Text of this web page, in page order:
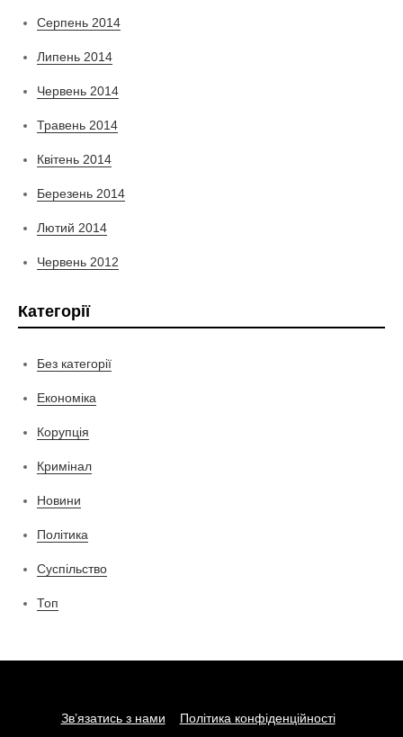
Серпень 2014
Липень 2014
Червень 2014
Травень 2014
Квітень 2014
Березень 2014
Лютий 2014
Червень 2012
Категорії
Без категорії
Економіка
Корупція
Кримінал
Новини
Політика
Суспільство
Топ
Зв’язатись з нами
Політика конфіденційності